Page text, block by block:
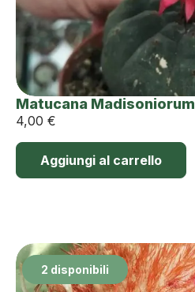
Matucana Madisoniorum
4,00 €
Aggiungi al carrello
2 disponibili